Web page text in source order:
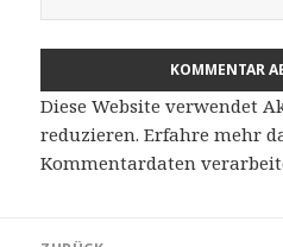
Diese Website verwendet
reduzieren.Erfahre mehr
Kommentardaten